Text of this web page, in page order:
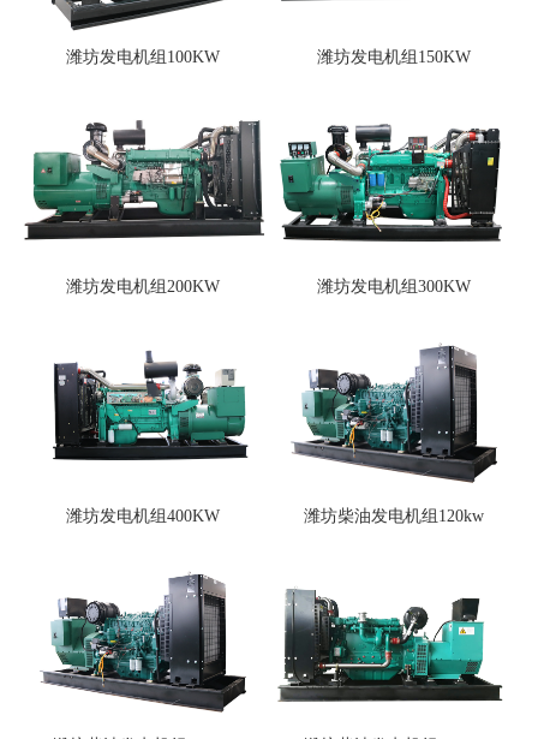
潍坊发电机组100KW 潍坊发电机组150KW
潍坊发电机组200KW 潍坊发电机组300KW
潍坊发电机组400KW 潍坊柴油发电机组120kw